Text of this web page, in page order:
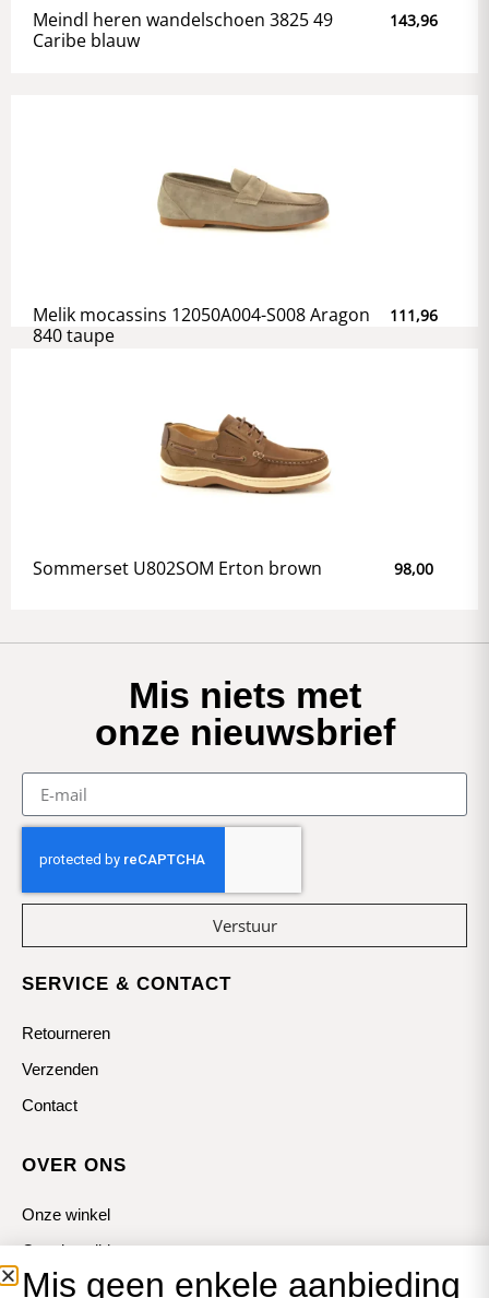
Meindl heren wandelschoen 3825 49
Caribe blauw
143,96
Melik mocassins 12050A004-S008 Aragon
840 taupe
111,96
Sommerset U802SOM Erton brown 98,00
Mis niets met
onze nieuwsbrief
Verstuur
SERVICE & CONTACT
Retourneren
Verzenden
Contact
OVER ONS
Onze winkel
Openingstijden
Koopzondagen
Mis geen enkele aanbieding